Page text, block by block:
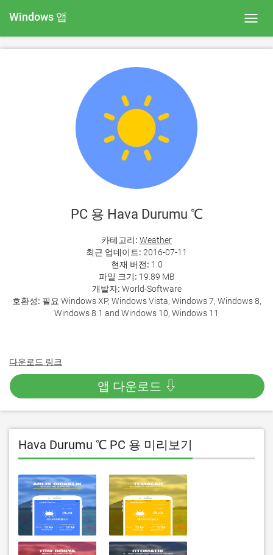
Windows 앱
PC 용 Hava Durumu ℃
카테고리: Weather
최근 업데이트: 2016-07-11
현재 버전: 1.0
파일 크기: 19.89 MB
개발자: World-Software
호환성: 필요 Windows XP, Windows Vista, Windows 7, Windows 8,
Windows 8.1 and Windows 10, Windows 11
다운로드 링크
앱 다운로드 ⇩
Hava Durumu ℃ PC 용 미리보기